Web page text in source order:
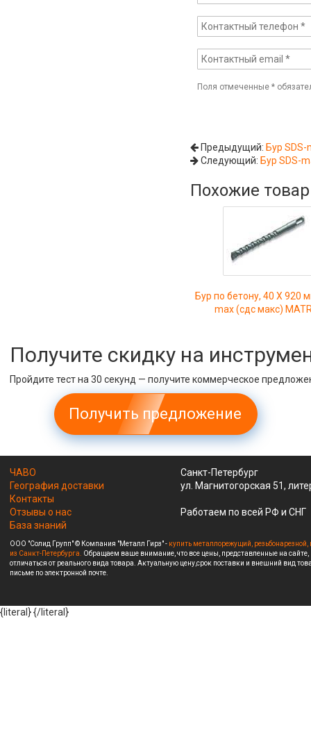
Поля отмеченные*
Предыдущий: Бур
Следующий: Бур SDS-
Похожие
Бур по бетону, 40 Х 920
max (сдс макс)
Получите скидку на
Пройдите тест на 30 секунд — получите коммерческое
Получить предложение
ЧАВО
География доставки
Контакты
Отзывы о нас
База знаний
Санкт-Петербург
ул. Магнитогорская 51,
Работаем по всей РФ и СНГ
ООО "Солид Групп" © Компания "Металл Гирз" - купить металлорежущий,
из Санкт-Петербурга. Обращаем ваше внимание, что все цены, представленные на
отличаться от реального вида товара. Актуальную цену,срок поставки и внешний вид
письме по электронной почте.
{literal}{/literal}